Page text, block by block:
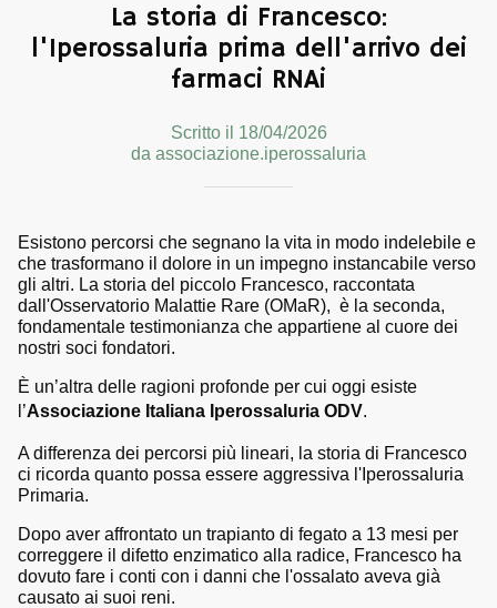
La storia di Francesco:
l'Iperossaluria prima dell'arrivo dei
farmaci RNAi
Scritto il 18/04/2026
da associazione.iperossaluria
Esistono percorsi che segnano la vita in modo indelebile e
che trasformano il dolore in un impegno instancabile verso
gli altri. La storia del piccolo Francesco, raccontata
dall'Osservatorio Malattie Rare (OMaR), è la seconda,
fondamentale testimonianza che appartiene al cuore dei
nostri soci fondatori.
È un’altra delle ragioni profonde per cui oggi esiste
l’Associazione Italiana Iperossaluria ODV.
​A differenza dei percorsi più lineari, la storia di Francesco
ci ricorda quanto possa essere aggressiva l'Iperossaluria
Primaria.
Dopo aver affrontato un trapianto di fegato a 13 mesi per
correggere il difetto enzimatico alla radice, Francesco ha
dovuto fare i conti con i danni che l'ossalato aveva già
causato ai suoi reni.